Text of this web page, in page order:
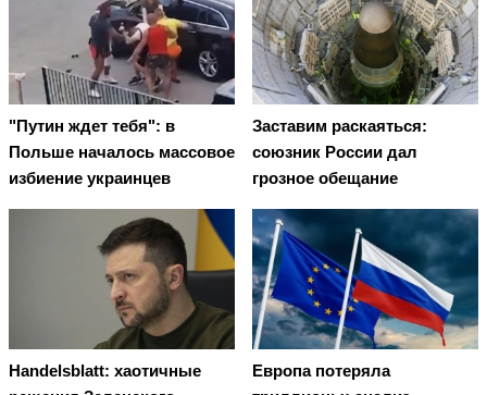
"Путин ждет тебя": в
Польше началось массовое
избиение украинцев
Заставим раскаяться:
союзник России дал
грозное обещание
Handelsblatt: хаотичные
Европа потеряла